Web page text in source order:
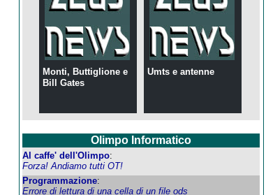
Monti, Buttiglione e
Bill Gates
Umts e antenne
Olimpo Informatico
Al caffe' dell'Olimpo:
Forza! Andiamo tutti OT!
Programmazione:
Errore di lettura di una cella di un file ods